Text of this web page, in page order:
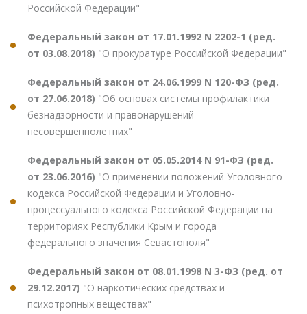
Российской Федерации"
Федеральный закон от 17.01.1992 N 2202-1 (ред.
от 03.08.2018) "О прокуратуре Российской Федерации"
Федеральный закон от 24.06.1999 N 120-ФЗ (ред.
от 27.06.2018) "Об основах системы профилактики
безнадзорности и правонарушений
несовершеннолетних"
Федеральный закон от 05.05.2014 N 91-ФЗ (ред.
от 23.06.2016) "О применении положений Уголовного
кодекса Российской Федерации и Уголовно-
процессуального кодекса Российской Федерации на
территориях Республики Крым и города
федерального значения Севастополя"
Федеральный закон от 08.01.1998 N 3-ФЗ (ред. от
29.12.2017) "О наркотических средствах и
психотропных веществах"